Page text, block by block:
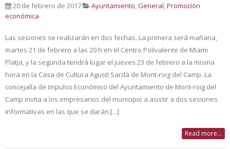
20 de febrero de 2017 Ayuntamiento,General,Promoción
económica
Las sesiones se realizarán en dos fechas. La primera será mañana,
martes 21 de febrero a las 20 h en el Centro Polivalente de Miami
Platja, y la segunda tendrá lugar el jueves 23 de febrero a la misma
hora en la Casa de Cultura Agustí Sardà de Mont-roig del Camp. La
concejalía de Impulso Económico del Ayuntamiento de Mont-roig del
Camp invita a los empresarios del municipio a asistir a dos sesiones
informativas en las que se darán [...]
Read more...